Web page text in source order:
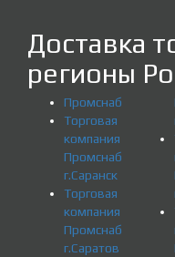
Доставка
регионы
Промснаб
Торговая
компания
Промснаб
г.Саранск
Торговая
компания
Промснаб
г.Саратов